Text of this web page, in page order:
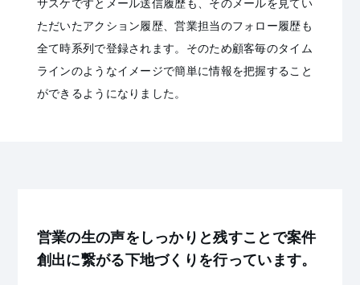
サスケですとメール送信履歴も、そのメールを見てい
ただいたアクション履歴、営業担当のフォロー履歴も
全て時系列で登録されます。そのため顧客毎のタイム
ラインのようなイメージで簡単に情報を把握すること
ができるようになりました。
営業の生の声をしっかりと残すことで案件
創出に繋がる下地づくりを行っています。